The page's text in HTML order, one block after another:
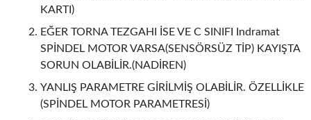
KARTI)
EĞER TORNA TEZGAHI İSE VE C SINIFI Indramat
SPİNDEL MOTOR VARSA(SENSÖRSÜZ TİP) KAYIŞTA
SORUN OLABİLİR.(NADİREN)
YANLIŞ PARAMETRE GİRİLMİŞ OLABİLİR. ÖZELLİKLE
(SPİNDEL MOTOR PARAMETRESİ)